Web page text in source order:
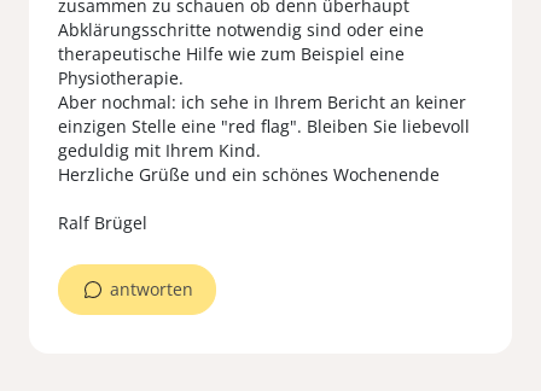
zusammen zu schauen ob denn überhaupt
Abklärungsschritte notwendig sind oder eine
therapeutische Hilfe wie zum Beispiel eine
Physiotherapie.
Aber nochmal: ich sehe in Ihrem Bericht an keiner
einzigen Stelle eine "red flag". Bleiben Sie liebevoll
geduldig mit Ihrem Kind.
Herzliche Grüße und ein schönes Wochenende
antworten